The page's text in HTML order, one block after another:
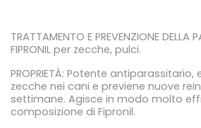
TRATTAMENTO E PREVENZIONE DELLA
FIPRONIL per zecche, pulci.
PROPRIETÀ: Potente antiparassitario,
zecche nei cani e previene nuove
settimane. Agisce in modo molto
composizione di Fipronil.